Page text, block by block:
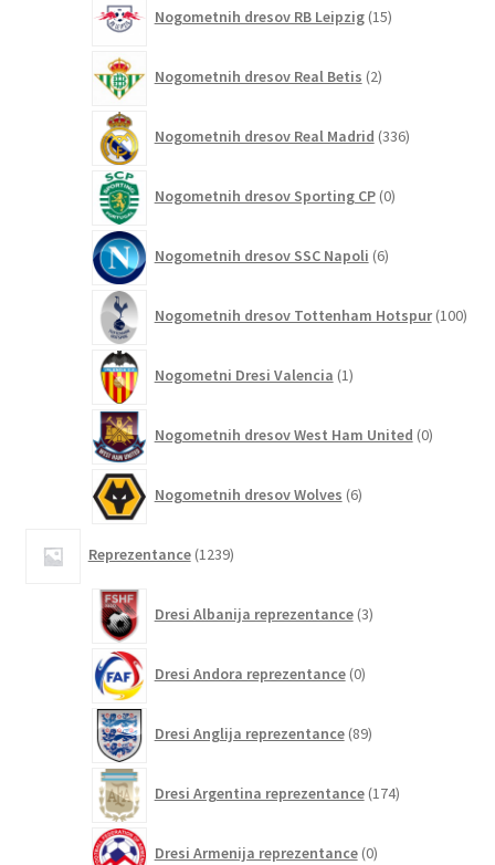
Nogometnih dresov RB Leipzig 15izdelkov
Nogometnih dresov Real Betis 2izdelka
Nogometnih dresov Real Madrid 336izdelkov
Nogometnih dresov Sporting CP 0izdelkov
Nogometnih dresov SSC Napoli 6izdelkov
Nogometnih dresov Tottenham Hotspur 100
Nogometni Dresi Valencia 1izdelek
Nogometnih dresov West Ham United 0izdelkov
Nogometnih dresov Wolves 6izdelkov
Reprezentance 1239izdelkov
Dresi Albanija reprezentance 3izdelki
Dresi Andora reprezentance 0izdelkov
Dresi Anglija reprezentance 89izdelkov
Dresi Argentina reprezentance 174izdelkov
Dresi Armenija reprezentance 0